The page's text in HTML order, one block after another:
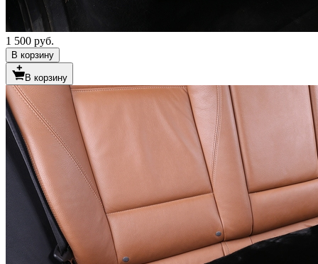
1 500 руб.
В корзину
В корзину